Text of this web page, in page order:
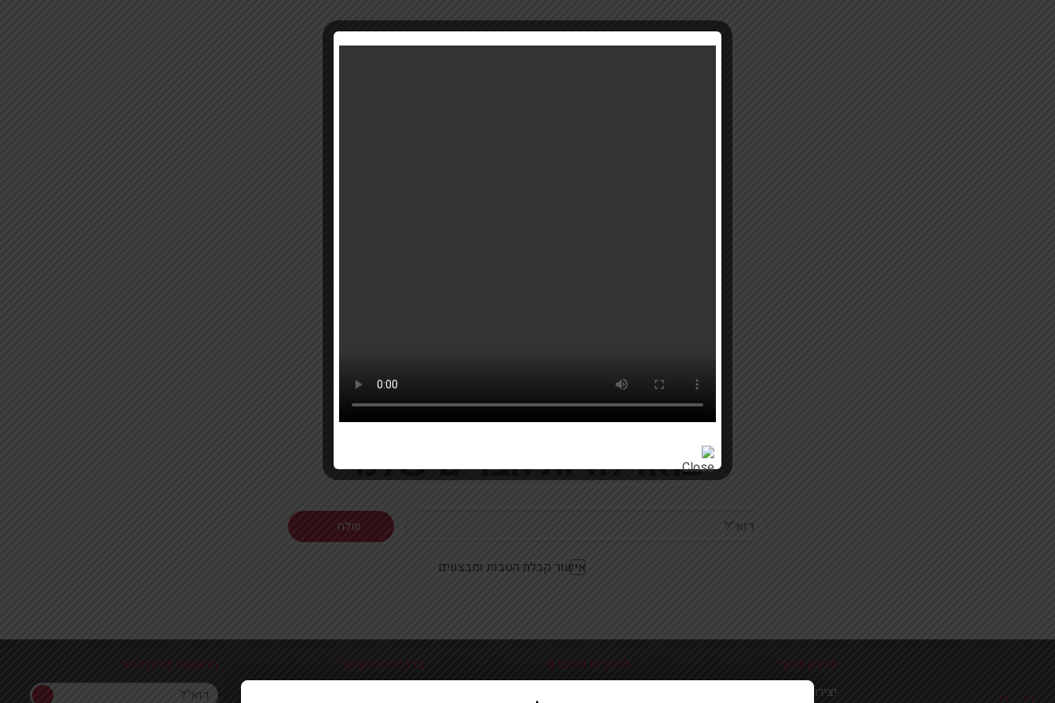
רוצים להתעדכן ראשונים על מבצעים והטבות?
בואו להיות חברים שלנו
Your email
אישור קבלת הטבות ומבצעים
מידע נוסף
יצירת קשר
לינקים נפוצים צרו איתנו קשר הרשמה לניוזלטר
הרשמה לניוזלטר